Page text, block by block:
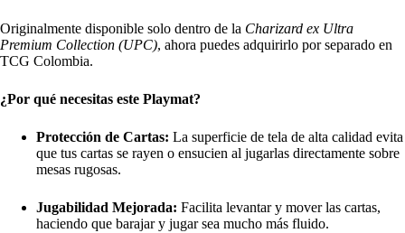
Originalmente disponible solo dentro de la Charizard ex Ultra
Premium Collection (UPC), ahora puedes adquirirlo por separado en
TCG Colombia.
¿Por qué necesitas este Playmat?
Protección de Cartas: La superficie de tela de alta calidad evita
que tus cartas se rayen o ensucien al jugarlas directamente sobre
mesas rugosas.
Jugabilidad Mejorada: Facilita levantar y mover las cartas,
haciendo que barajar y jugar sea mucho más fluido.